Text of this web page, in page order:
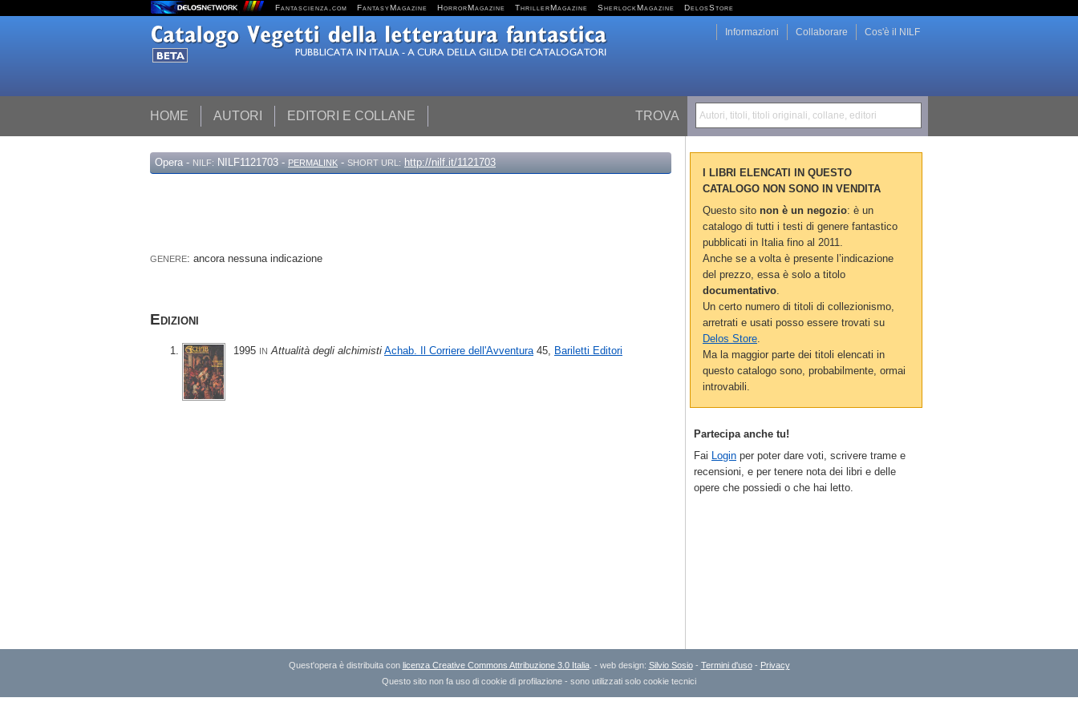
Fantascienza.com FantasyMagazine HorrorMagazine ThrillerMagazine SherlockMagazine DelosStore
TROVA Autori, titoli, titoli originali, collane, editori
HOME AUTORI EDITORI E COLLANE
Cos'è il NILF
Collaborare
Informazioni
Opera - NILF: NILF1121703 - PERMALINK - SHORT URL: http://nilf.it/1121703
GENERE: ancora nessuna indicazione
Edizioni
1995 IN Attualità degli alchimisti Achab. Il Corriere dell'Avventura 45, Bariletti Editori
I LIBRI ELENCATI IN QUESTO
CATALOGO NON SONO IN VENDITA
Questo sito non è un negozio: è un
catalogo di tutti i testi di genere fantastico
pubblicati in Italia fino al 2011.
Anche se a volta è presente l’indicazione
del prezzo, essa è solo a titolo
documentativo
Un certo numero di titoli di collezionismo,
arretrati e usati posso essere trovati su
Delos Store
Ma la maggior parte dei titoli elencati in
questo catalogo sono, probabilmente, ormai
introvabili.
Partecipa anche tu!
Fai Login per poter dare voti, scrivere trame e
recensioni, e per tenere nota dei libri e delle
opere che possiedi o che hai letto.
Quest'opera è distribuita con licenza Creative Commons Attribuzione 3.0 Italia. - web design: Silvio Sosio- Termini d'uso- Privacy
Questo sito non fa uso di cookie di profilazione - sono utilizzati solo cookie tecnici